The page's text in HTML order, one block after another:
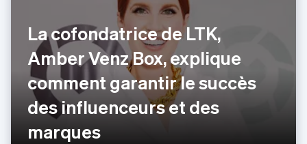
La cofondatrice de LTK,
Amber Venz Box, explique
comment garantir le succès
des influenceurs et des
marques
English
Croatie
English Italiano
Danemark
English
Émirats arabes unis
English
Español English